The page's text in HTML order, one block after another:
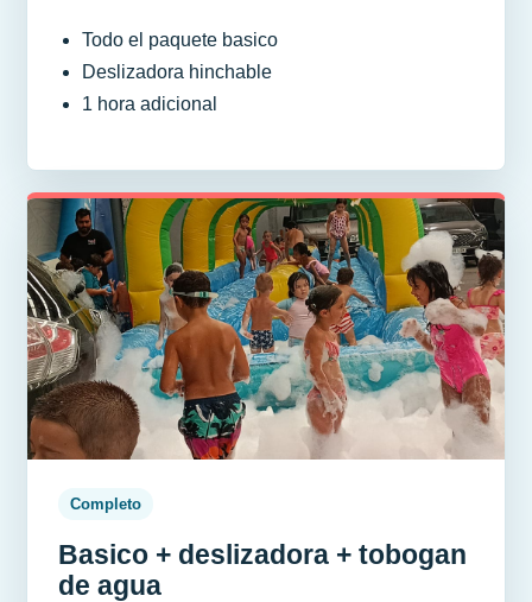
Todo el paquete basico
Deslizadora hinchable
1 hora adicional
Completo
Basico + deslizadora + tobogan
de agua